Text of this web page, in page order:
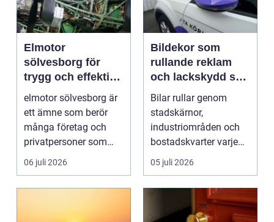
Elmotor
sölvesborg för
trygg och effektiv
drift
elmotor sölvesborg är
ett ämne som berör
många företag och
privatpersoner som
behöver driftsäkra
06 juli 2026
Bildekor som
rullande reklam
och lackskydd så
tänker man smart
Bilar rullar genom
stadskärnor,
industriområden och
bostadskvarter varje
dag. Många företag
05 juli 2026